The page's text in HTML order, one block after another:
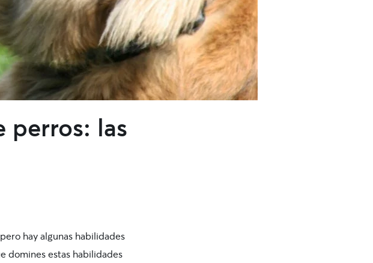
perros: las
hay algunas habilidades
domines estas habilidades